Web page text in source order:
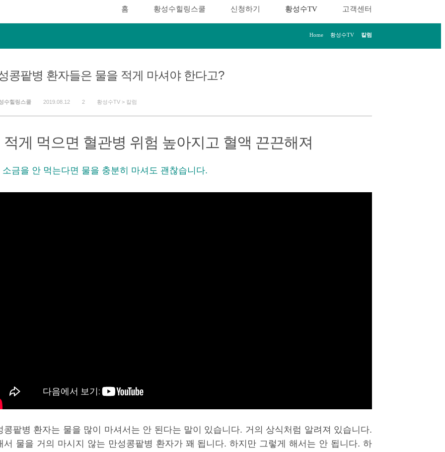
홈 황성수힐링스쿨 신청하기 황성수TV 고객센터
Home 황성수TV 칼럼
콩팥병 환자들은 물을 적게 마셔야 한다고?
수힐링스쿨 2019.08.12 2 황성수TV > 칼럼
적게 먹으면 혈관병 위험 높아지고 혈액 끈끈해져
소금을 안 먹는다면 물을 충분히 마셔도 괜찮습니다.
콩팥병 환자는 물을 많이 마셔서는 안 된다는 말이 있습니다. 거의 상식처럼 알려져 있습니다.
서 물을 거의 마시지 않는 만성콩팥병 환자가 꽤 됩니다. 하지만 그렇게 해서는 안 됩니다. 하